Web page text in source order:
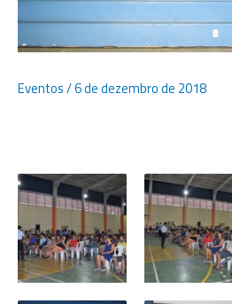
Eventos/6 de dezembro de 2018